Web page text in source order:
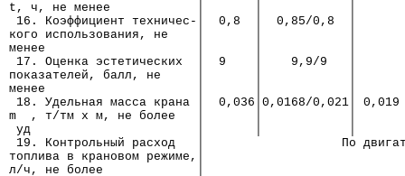
t, ч, не менее            │       │            │
16. Коэффициент техничес-│  0,8  │  0,85/0,8  │
кого использования, не    │       │            │
менее                     │       │            │
17. Оценка эстетических  │  9    │    9,9/9   │
показателей, балл, не     │       │            │
менее                     │       │            │
18. Удельная масса крана │  0,036│0,0168/0,021│
m  , т/тм х м, не более   │       │            │
уд                       │       │            │
19. Контрольный расход   │                   По
топлива в крановом режиме,│
л/ч, не более             │